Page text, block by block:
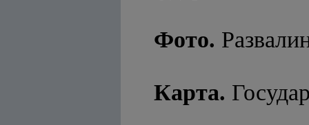
Фото.
Карта.